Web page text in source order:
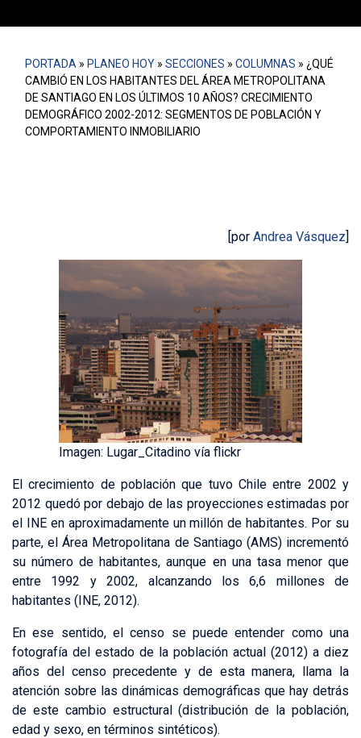
PORTADA » PLANEO HOY » SECCIONES » COLUMNAS » ¿QUÉ
CAMBIÓ EN LOS HABITANTES DEL ÁREA METROPOLITANA
DE SANTIAGO EN LOS ÚLTIMOS 10 AÑOS? CRECIMIENTO
DEMOGRÁFICO 2002-2012: SEGMENTOS DE POBLACIÓN Y
COMPORTAMIENTO INMOBILIARIO
[por Andrea Vásquez]
Imagen: Lugar_Citadino vía flickr
El crecimiento de población que tuvo Chile entre 2002 y
2012 quedó por debajo de las proyecciones estimadas por
el INE en aproximadamente un millón de habitantes. Por su
parte, el Área Metropolitana de Santiago (AMS) incrementó
su número de habitantes, aunque en una tasa menor que
entre 1992 y 2002, alcanzando los 6,6 millones de
habitantes (INE, 2012).
En ese sentido, el censo se puede entender como una
fotografía del estado de la población actual (2012) a diez
años del censo precedente y de esta manera, llama la
atención sobre las dinámicas demográficas que hay detrás
de este cambio estructural (distribución de la población,
edad y sexo, en términos sintéticos).